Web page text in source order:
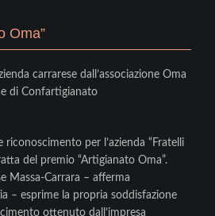
Oma”
carrarese dall’associazione Oma
di Confartigianato
per l’azienda “Fratelli
del premio “Artigianato Oma”.
Massa-Carrara – afferma
– esprime la propria soddisfazione
ottenuto dall’impresa